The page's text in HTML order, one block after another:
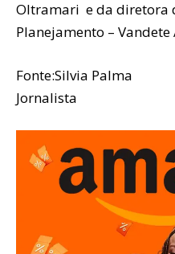
Oltramari e da diretora
Planejamento –
Fonte:Silvia Palma
Jornalista